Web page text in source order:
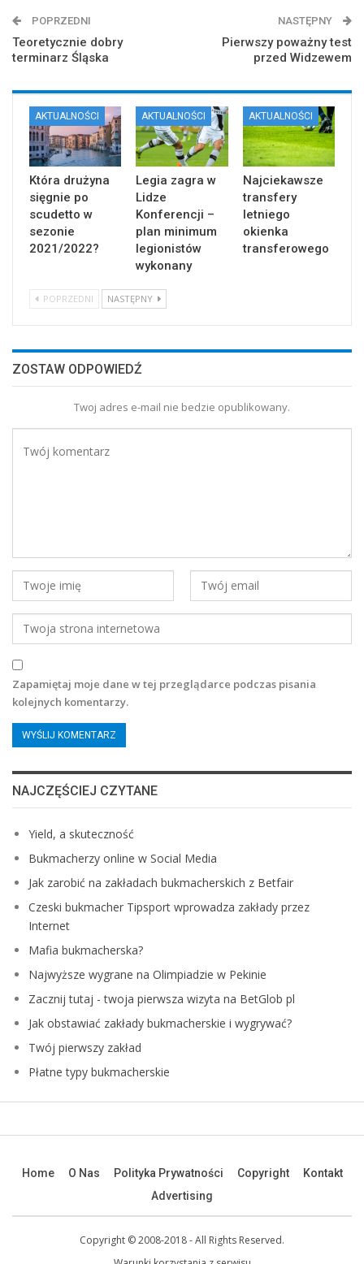
POPRZEDNI
Teoretycznie dobry
terminarz Śląska
NASTĘPNY
Pierwszy poważny test
przed Widzewem
AKTUALNOŚCI
Która drużyna
sięgnie po
scudetto w
sezonie
2021/2022?
AKTUALNOŚCI
Legia zagra w
Lidze
Konferencji –
plan minimum
legionistów
wykonany
AKTUALNOŚCI
Najciekawsze
transfery
letniego
okienka
transferowego
POPRZEDNI NASTĘPNY
ZOSTAW ODPOWIEDŹ
Twoj adres e-mail nie bedzie opublikowany.
Zapamiętaj moje dane w tej przeglądarce podczas pisania
kolejnych komentarzy.
NAJCZĘŚCIEJ CZYTANE
Yield, a skuteczność
Bukmacherzy online w Social Media
Jak zarobić na zakładach bukmacherskich z Betfair
Czeski bukmacher Tipsport wprowadza zakłady przez
Internet
Mafia bukmacherska?
Najwyższe wygrane na Olimpiadzie w Pekinie
Zacznij tutaj - twoja pierwsza wizyta na BetGlob pl
Jak obstawiać zakłady bukmacherskie i wygrywać?
Twój pierwszy zakład
Płatne typy bukmacherskie
Home O Nas Polityka Prywatności Copyright
Kontakt
Advertising
Copyright © 2008-2018 - All Rights Reserved.